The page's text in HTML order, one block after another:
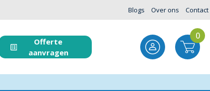
Blogs Over ons Contact
Offerte
aanvragen
0